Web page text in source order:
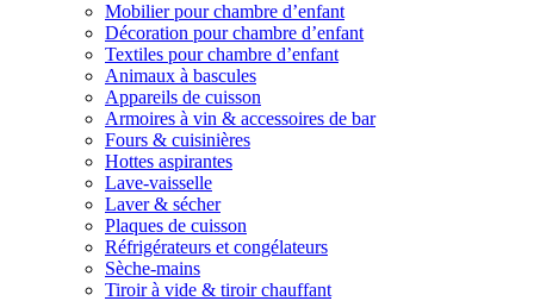
Mobilier pour chambre d’enfant
Décoration pour chambre d’enfant
Textiles pour chambre d’enfant
Animaux à bascules
Appareils de cuisson
Armoires à vin & accessoires de bar
Fours & cuisinières
Hottes aspirantes
Lave-vaisselle
Laver & sécher
Plaques de cuisson
Réfrigérateurs et congélateurs
Sèche-mains
Tiroir à vide & tiroir chauffant